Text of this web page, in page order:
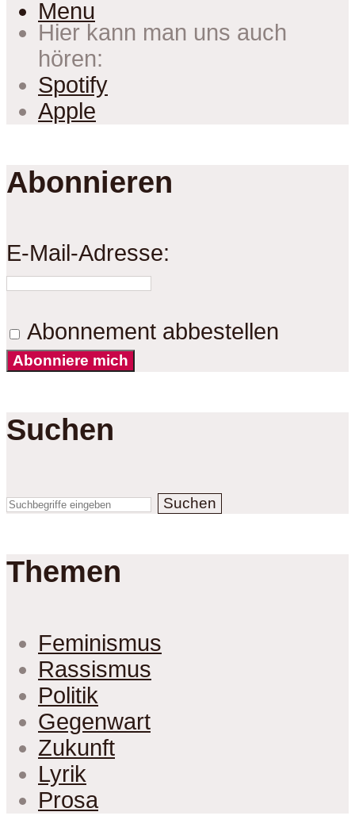
Menu
Hier kann man uns auch
hören:
Spotify
Apple
Abonnieren
E-Mail-Adresse:
Abonnement abbestellen
Abonniere mich
Suchen
Suchen
Themen
Feminismus
Rassismus
Politik
Gegenwart
Zukunft
Lyrik
Prosa